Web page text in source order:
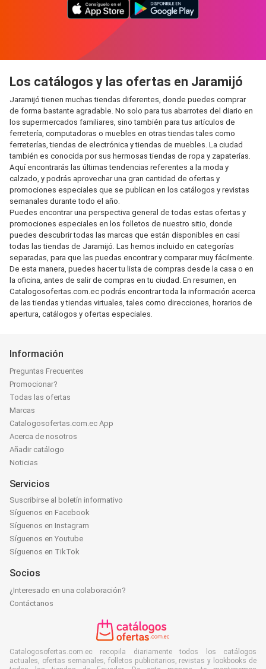
Los catálogos y las ofertas en Jaramijó
Jaramijó tienen muchas tiendas diferentes, donde puedes comprar
de forma bastante agradable. No solo para tus abarrotes del diario en
los supermercados familiares, sino también para tus artículos de
ferretería, computadoras o muebles en otras tiendas tales como
ferreterías, tiendas de electrónica y tiendas de muebles. La ciudad
también es conocida por sus hermosas tiendas de ropa y zapaterías.
Aquí encontrarás las últimas tendencias referentes a la moda y
calzado, y podrás aprovechar una gran cantidad de ofertas y
promociones especiales que se publican en los catálogos y revistas
semanales durante todo el año.
Puedes encontrar una perspectiva general de todas estas ofertas y
promociones especiales en los folletos de nuestro sitio, donde
puedes descubrir todas las marcas que están disponibles en casi
todas las tiendas de Jaramijó. Las hemos incluido en categorías
separadas, para que las puedas encontrar y comparar muy fácilmente.
De esta manera, puedes hacer tu lista de compras desde la casa o en
la oficina, antes de salir de compras en tu ciudad. En resumen, en
Catalogosofertas.com.ec podrás encontrar toda la información acerca
de las tiendas y tiendas virtuales, tales como direcciones, horarios de
apertura, catálogos y ofertas especiales.
Información
Preguntas Frecuentes
Promocionar?
Todas las ofertas
Marcas
Catalogosofertas.com.ec App
Acerca de nosotros
Añadir catálogo
Noticias
Servicios
Suscribirse al boletín informativo
Síguenos en Facebook
Síguenos en Instagram
Síguenos en Youtube
Síguenos en TikTok
Socios
¿Interesado en una colaboración?
Contáctanos
Catalogosofertas.com.ec recopila diariamente todos los catálogos
actuales, ofertas semanales, folletos publicitarios, revistas y lookbooks de